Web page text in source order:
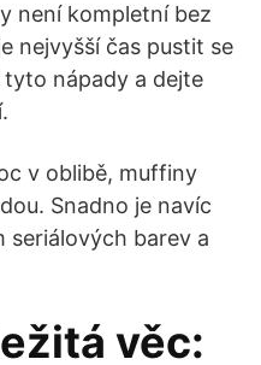
není kompletní bez
nejvyšší čas pustit se
tyto nápady a dejte
v oblibě, muffiny
Snadno je navíc
barev a
věc: